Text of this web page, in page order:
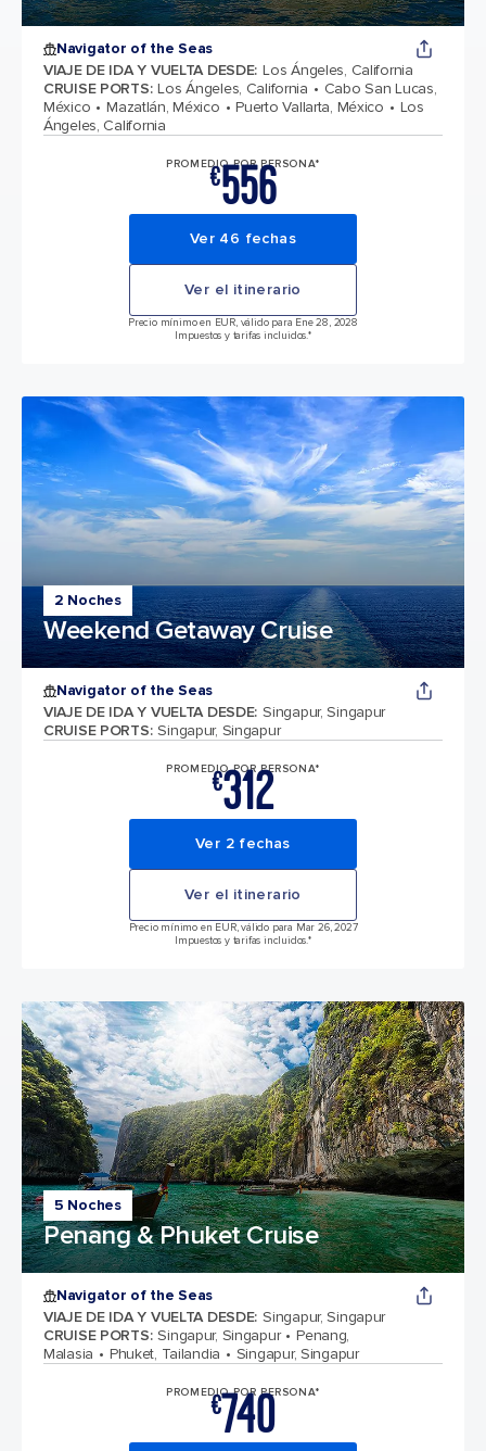
Navigator of the Seas
VIAJE DE IDA Y VUELTA DESDE: Los Ángeles, California
CRUISE PORTS: Los Ángeles, California
Cabo San Lucas,
México
Mazatlán, México Puerto Vallarta, México
Los
Ángeles, California
PROMEDIO POR PERSONA*
€556
Ver 46 fechas
Ver el itinerario
Precio mínimo en EUR, válido para Ene 28, 2028
Impuestos y tarifas incluidos.*
2 Noches
Weekend Getaway Cruise
Navigator of the Seas
VIAJE DE IDA Y VUELTA DESDE: Singapur, Singapur
CRUISE PORTS: Singapur, Singapur
PROMEDIO POR PERSONA*
€312
Ver 2 fechas
Ver el itinerario
Precio mínimo en EUR, válido para Mar 26, 2027
Impuestos y tarifas incluidos.*
5 Noches
Penang & Phuket Cruise
Navigator of the Seas
VIAJE DE IDA Y VUELTA DESDE: Singapur, Singapur
CRUISE PORTS: Singapur, Singapur
Penang,
Malasia
Phuket, Tailandia Singapur, Singapur
PROMEDIO POR PERSONA*
€740